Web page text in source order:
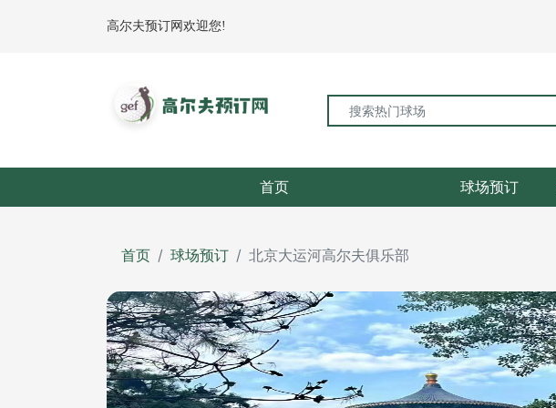
高尔夫预订网欢迎您!
首页 球场预订
首页 球场预订 北京大运河高尔夫俱乐部